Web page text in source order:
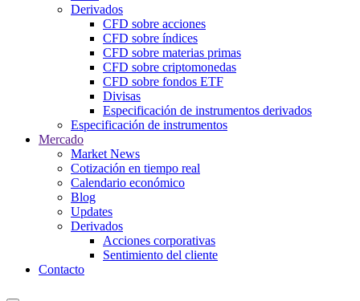
Derivados
CFD sobre acciones
CFD sobre índices
CFD sobre materias primas
CFD sobre criptomonedas
CFD sobre fondos ETF
Divisas
Especificación de instrumentos derivados
Especificación de instrumentos
Mercado
Market News
Cotización en tiempo real
Calendario económico
Blog
Updates
Derivados
Acciones corporativas
Sentimiento del cliente
Contacto